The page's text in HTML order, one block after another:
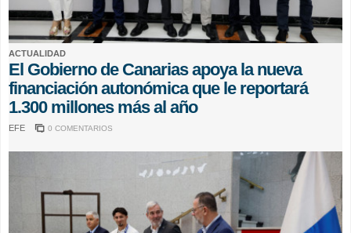
ACTUALIDAD
El Gobierno de Canarias apoya la nueva
financiación autonómica que le reportará
1.300 millones más al año
EFE 0 COMENTARIOS